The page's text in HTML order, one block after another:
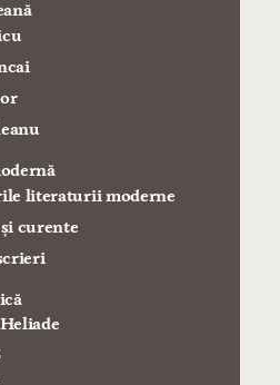
literaturii moderne
curente